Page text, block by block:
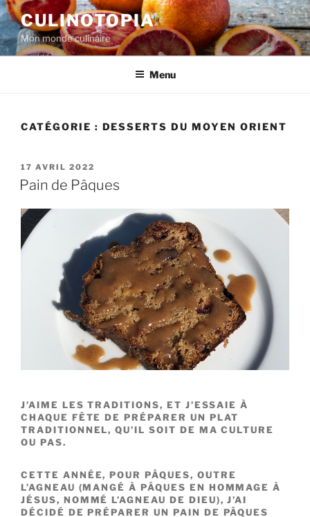
Aller
au
contenu
principal
CULINOTOPIA
Mon monde culinaire
Menu
CATÉGORIE : DESSERTS DU MOYEN ORIENT
PUBLIÉ
LE
17 AVRIL 2022
Pain de Pâques
J’AIME LES TRADITIONS, ET J’ESSAIE À
CHAQUE FÊTE DE PRÉPARER UN PLAT
TRADITIONNEL, QU’IL SOIT DE MA CULTURE
OU PAS.
CETTE ANNÉE, POUR PÂQUES, OUTRE
L’AGNEAU (MANGÉ À PÂQUES EN HOMMAGE À
JÉSUS, NOMMÉ L’AGNEAU DE DIEU), J’AI
DÉCIDÉ DE PRÉPARER UN PAIN DE PÂQUES